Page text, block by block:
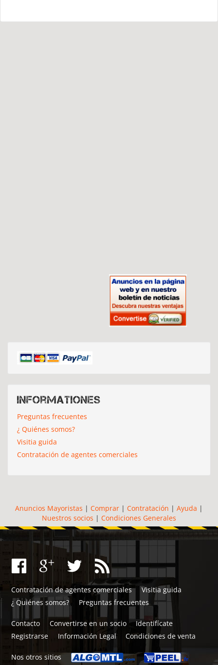
Informationes
Preguntas frecuentes
¿ Quiénes somos?
Visitia guida
Contratación de agentes comerciales
Anuncios Mayoristas | Comprar | Contratación | Ayuda |
Nuestros socios | Condiciones Generales
Contratación de agentes comerciales
Visitia guida
¿ Quiénes somos?
Preguntas frecuentes
Contacto Convertirse en un socio
Identifícate
Registrarse
Información Legal Condiciones de venta
Nos otros sitios